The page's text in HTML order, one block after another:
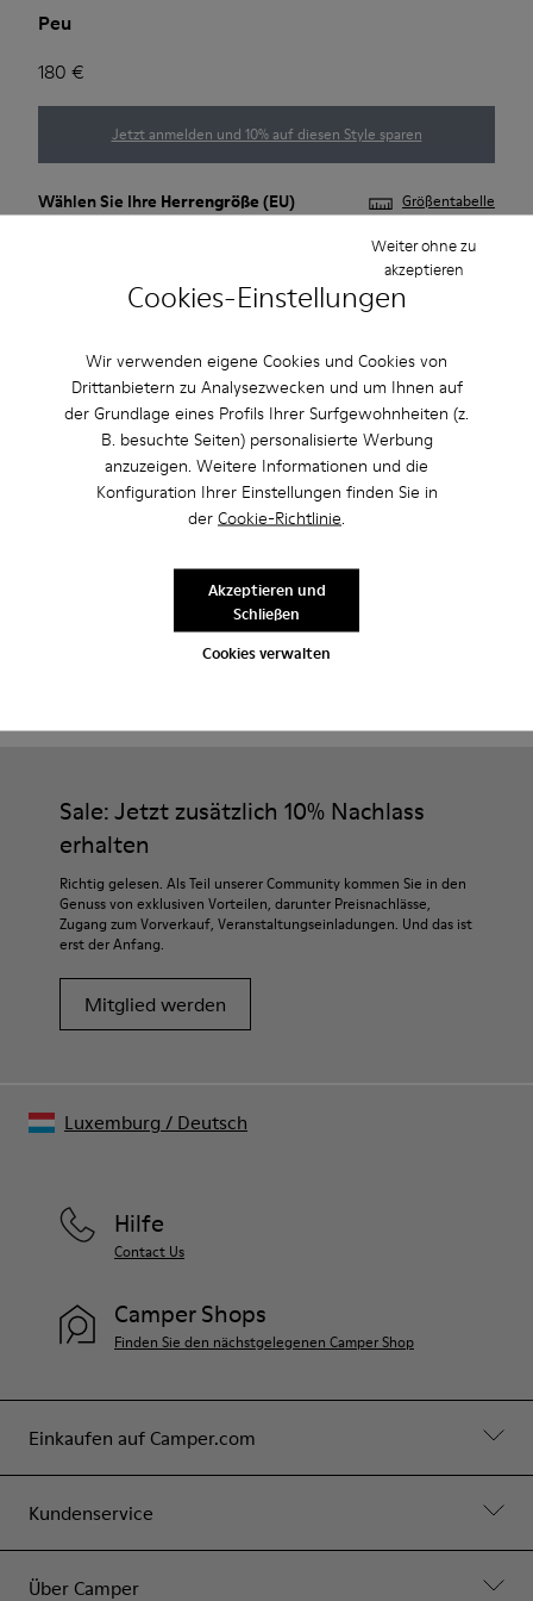
Cookies-Einstellungen
Wir verwenden eigene Cookies und Cookies von
Drittanbietern zu Analysezwecken und um Ihnen auf
der Grundlage eines Profils Ihrer Surfgewohnheiten (z.
B. besuchte Seiten) personalisierte Werbung
anzuzeigen. Weitere Informationen und die
Konfiguration Ihrer Einstellungen finden Sie in
der Cookie-Richtlinie.
Cookies verwalten
Weiter ohne zu
akzeptieren
Akzeptieren und
Schließen
Peu
180 €
Jetzt anmelden und 10% auf diesen Style sparen
Wählen Sie Ihre Herrengröße (EU) Größentabelle
43
Wenige Artikel vorhanden
Hinzufügen
kostenlose Lieferung in die Stores bei Einkäufen über 45€.
Sale: Jetzt zusätzlich 10% Nachlass
erhalten
Richtig gelesen. Als Teil unserer Community kommen Sie in den
Genuss von exklusiven Vorteilen, darunter Preisnachlässe,
Zugang zum Vorverkauf, Veranstaltungseinladungen. Und das ist
erst der Anfang.
Mitglied werden
Einkaufen auf Camper.com
Kundenservice
Über Camper
Hilfe
Contact Us
Camper Shops
Finden Sie den nächstgelegenen Camper Shop
Luxemburg / Deutsch